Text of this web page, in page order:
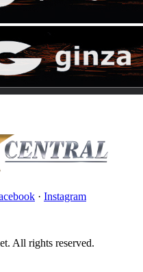
· Instagram
All rights reserved.